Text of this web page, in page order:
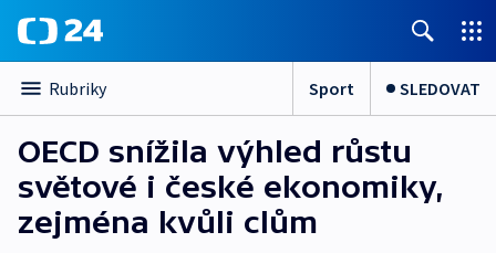
Rubriky Sport SLEDOVAT
OECD snížila výhled růstu
světové i české ekonomiky,
zejména kvůli clům